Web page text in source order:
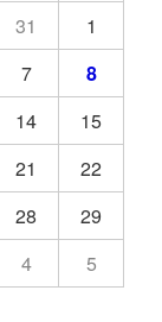
31
1
7
8
14
15
21
22
28
29
4 5